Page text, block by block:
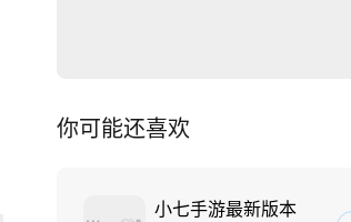
你可能还喜欢
小七手游最新版本